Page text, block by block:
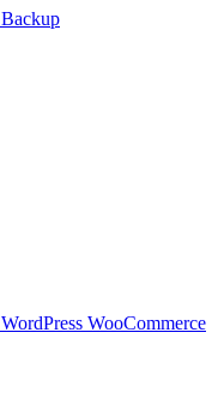
Backup
WordPress WooCommerce